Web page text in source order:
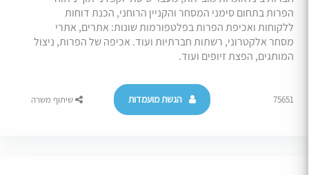
הפרות בתחום סימני המסחר והקניין הרוחני, הכנת דוחות
ללקוחות ואכיפת הפרות בפלטפורמות שונות: אתרים, אתרי
מסחר אלקטרוני, רשתות חברתיות ועוד. אכיפה של הפרות, ניצול
המותגים, הפצת זיופים ועוד.
75651 הגשת מועמדות שיתוף משרה